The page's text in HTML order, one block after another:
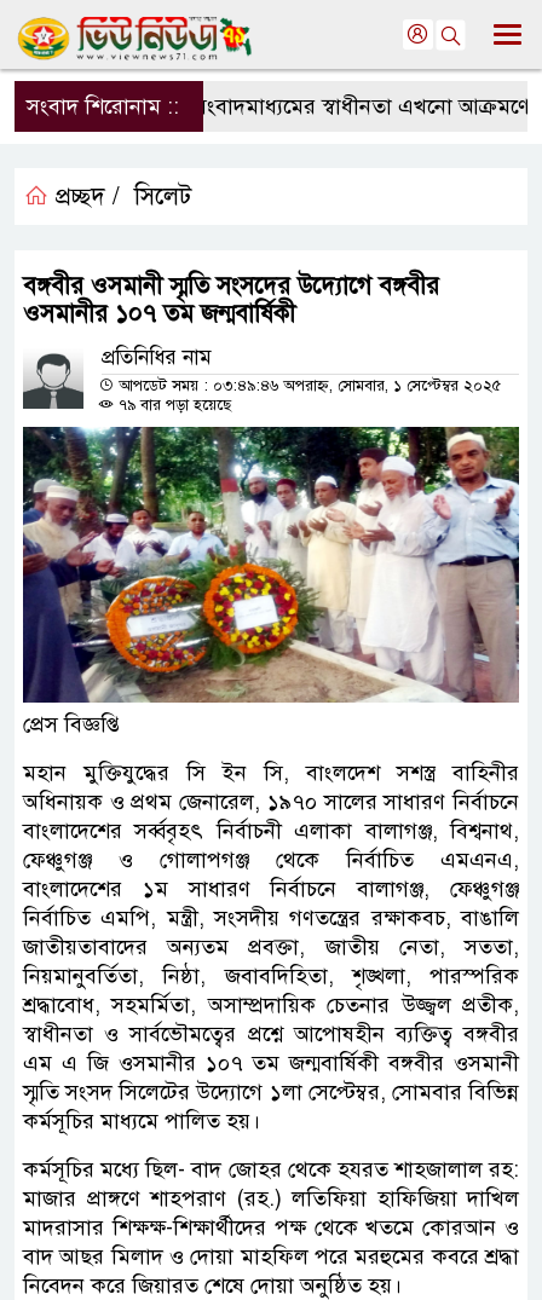
সংবাদ শিরোনাম ::সংবাদমাধ্যমের স্বাধীনতা এখনো আক্রমণের
প্রচ্ছদ / সিলেট
বঙ্গবীর ওসমানী স্মৃতি সংসদের উদ্যোগে বঙ্গবীর
ওসমানীর ১০৭ তম জন্মবার্ষিকী
প্রতিনিধির নাম
আপডেট সময় : ০৩:৪৯:৪৬ অপরাহ্ন, সোমবার, ১ সেপ্টেম্বর ২০২৫
৭৯ বার পড়া হয়েছে
প্রেস বিজ্ঞপ্তি
মহান মুক্তিযুদ্ধের সি ইন সি, বাংলদেশ সশস্ত্র বাহিনীর
অধিনায়ক ও প্রথম জেনারেল, ১৯৭০ সালের সাধারণ নির্বাচনে
বাংলাদেশের সর্ব্ববৃহৎ নির্বাচনী এলাকা বালাগঞ্জ, বিশ্বনাথ,
ফেঞ্চুগঞ্জ ও গোলাপগঞ্জ থেকে নির্বাচিত এমএনএ,
বাংলাদেশের ১ম সাধারণ নির্বাচনে বালাগঞ্জ, ফেঞ্চুগঞ্জ
নির্বাচিত এমপি, মন্ত্রী, সংসদীয় গণতন্ত্রের রক্ষাকবচ, বাঙালি
জাতীয়তাবাদের অন্যতম প্রবক্তা, জাতীয় নেতা, সততা,
নিয়মানুবর্তিতা, নিষ্ঠা, জবাবদিহিতা, শৃঙ্খলা, পারস্পরিক
শ্রদ্ধাবোধ, সহমর্মিতা, অসাম্প্রদায়িক চেতনার উজ্জ্বল প্রতীক,
স্বাধীনতা ও সার্বভৌমত্বের প্রশ্নে আপোষহীন ব্যক্তিত্ব বঙ্গবীর
এম এ জি ওসমানীর ১০৭ তম জন্মবার্ষিকী বঙ্গবীর ওসমানী
স্মৃতি সংসদ সিলেটের উদ্যোগে ১লা সেপ্টেম্বর, সোমবার বিভিন্ন
কর্মসূচির মাধ্যমে পালিত হয়।
কর্মসূচির মধ্যে ছিল- বাদ জোহর থেকে হযরত শাহজালাল রহ:
মাজার প্রাঙ্গণে শাহপরাণ (রহ.) লতিফিয়া হাফিজিয়া দাখিল
মাদরাসার শিক্ষক্ষ-শিক্ষার্থীদের পক্ষ থেকে খতমে কোরআন ও
বাদ আছর মিলাদ ও দোয়া মাহফিল পরে মরহুমের কবরে শ্রদ্ধা
নিবেদন করে জিয়ারত শেষে দোয়া অনুষ্ঠিত হয়।